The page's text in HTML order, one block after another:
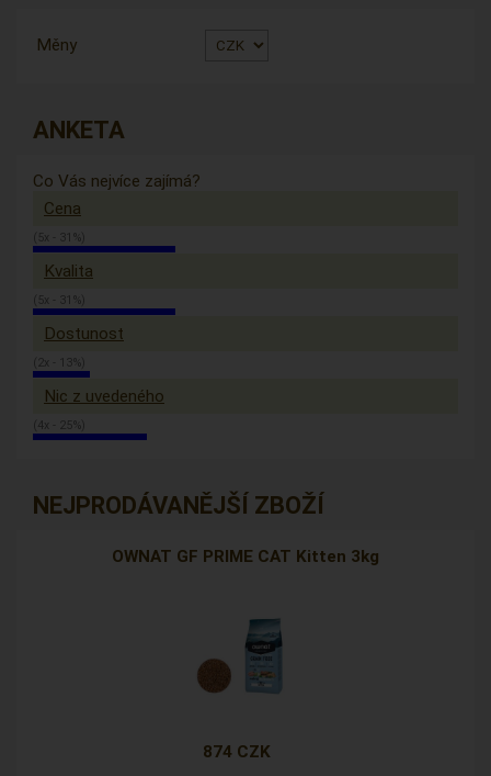
Měny
ANKETA
Co Vás nejvíce zajímá?
Cena
(5x - 31%)
Kvalita
(5x - 31%)
Dostunost
(2x - 13%)
Nic z uvedeného
(4x - 25%)
NEJPRODÁVANĚJŠÍ ZBOŽÍ
OWNAT GF PRIME CAT Kitten 3kg
874 CZK